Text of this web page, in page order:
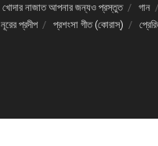
খোদার নাজাত আপনার জন্যও প্রস্তুত গান
নূরের প্রদীপ প্রশংসা গীত (কোরাস্)